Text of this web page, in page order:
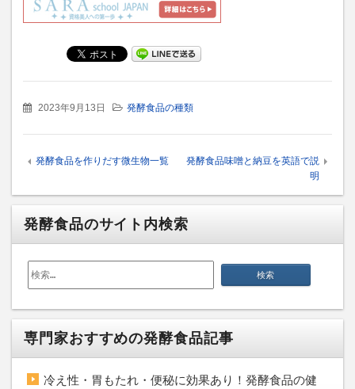
2023年9月13日 発酵食品の種類
発酵食品を作りだす微生物一覧
発酵食品味噌と納豆を英語で説
明
発酵食品のサイト内検索
検
専門家おすすめの発酵食品記事
冷え性・胃もたれ・便秘に効果あり！発酵食品の健